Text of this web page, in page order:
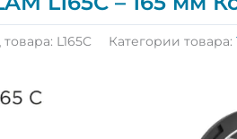
товара: L165C Категории товара: